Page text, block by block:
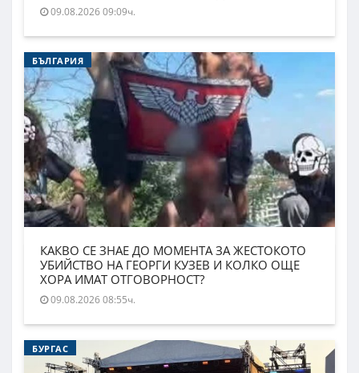
09.08.2026 09:09ч.
БЪЛГАРИЯ
КАКВО СЕ ЗНАЕ ДО МОМЕНТА ЗА ЖЕСТОКОТО
УБИЙСТВО НА ГЕОРГИ КУЗЕВ И КОЛКО ОЩЕ
ХОРА ИМАТ ОТГОВОРНОСТ?
09.08.2026 08:55ч.
БУРГАС